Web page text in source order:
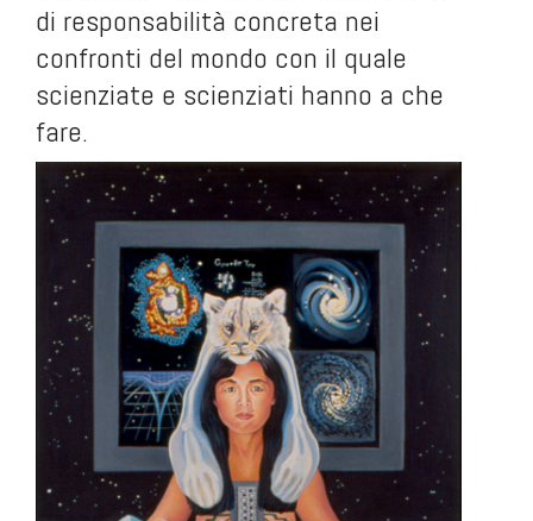
di responsabilità concreta nei
confronti del mondo con il quale
scienziate e scienziati hanno a che
fare.